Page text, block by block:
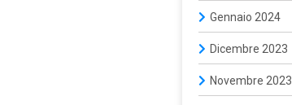
Gennaio 2024
Dicembre 2023
Novembre 2023